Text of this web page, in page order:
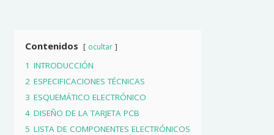
Contenidos ocultar
1 INTRODUCCIÓN
2 ESPECIFICACIONES TÉCNICAS
3 ESQUEMÁTICO ELECTRÓNICO
4 DISEÑO DE LA TARJETA PCB
5 LISTA DE COMPONENTES ELECTRÓNICOS